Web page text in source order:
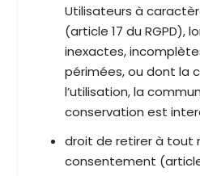
Utilisateurs à
(article 17 du RGPD),
inexactes,
périmées, ou dont la
l’utilisation, la
conservation est
droit de retirer à tout
consentement (article